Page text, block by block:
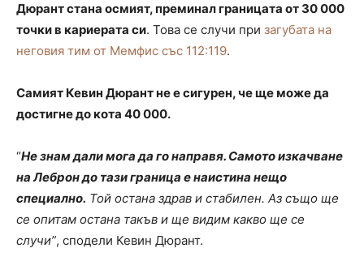
Дюрант стана осмият, преминал границата от 30 000
точки в кариерата си. Това се случи при загубата на
неговия тим от Мемфис със 112:119.
Самият Кевин Дюрант не е сигурен, че ще може да
достигне до кота 40 000.
“Не знам дали мога да го направя. Самото изкачване
на Леброн до тази граница е наистина нещо
специално. Той остана здрав и стабилен. Аз също ще
се опитам остана такъв и ще видим какво ще се
случи”, сподели Кевин Дюрант.